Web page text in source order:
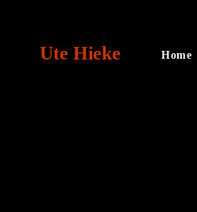
Ute Hieke Home